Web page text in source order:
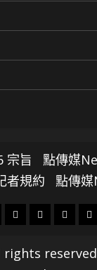
宗旨
點傳媒
者規約
點傳
文
科
專
娛
影
政